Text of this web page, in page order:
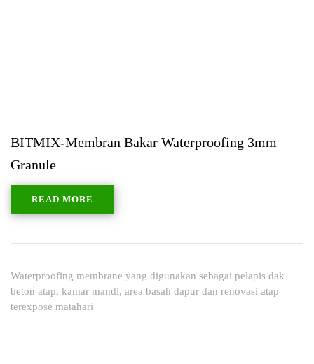
BITMIX-Membran Bakar Waterproofing 3mm
Granule
READ MORE
Waterproofing membrane yang digunakan sebagai pelapis dak
beton atap, kamar mandi, area basah dapur dan renovasi atap
terexpose matahari